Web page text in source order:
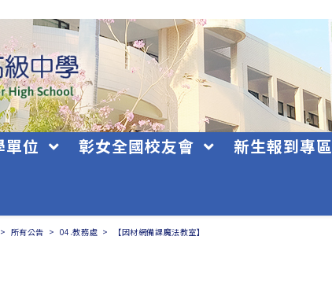
單位 彰女全國校友會 新生報到專區
> 所有公告 > 04.教務處 > 【因材網備課魔法教室】